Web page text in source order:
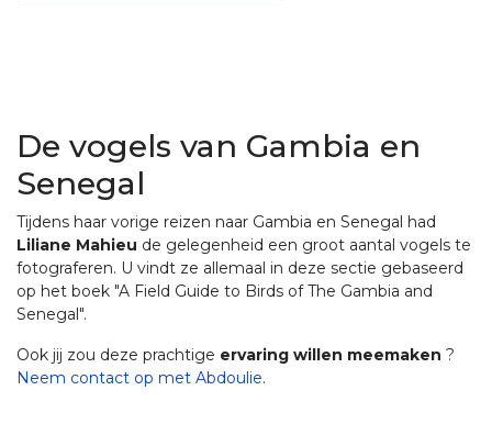
De vogels van Gambia en
Senegal
Tijdens haar vorige reizen naar Gambia en Senegal had
Liliane Mahieu de gelegenheid een groot aantal vogels te
fotograferen. U vindt ze allemaal in deze sectie gebaseerd
op het boek "A Field Guide to Birds of The Gambia and
Senegal".
Ook jij zou deze prachtige ervaring willen meemaken ?
Neem contact op met Abdoulie.